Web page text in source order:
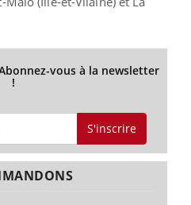
vous à la newsletter
!
S'inscrire